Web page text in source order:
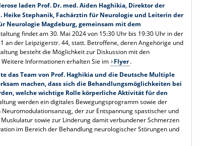
laden Prof. Dr. med. Aiden Haghikia, Direktor der
Heike Stephanik, Fachärztin für Neurologie und Leiterin der
Magdeburg, gemeinsam mit dem
findet am 30. Mai 2024 von 15:30 Uhr bis 19:30 Uhr in der
an der Leipzigerstr. 44, statt. Betroffene, deren Angehörige und
besteht die Möglichkeit zur Diskussion mit den
Informationen erhalten Sie im
Flyer.
das Team von Prof. Haghikia und die Deutsche Multiple
machen, dass sich die Behandlungsmöglichkeiten bei
welche wichtige Rolle körperliche Aktivität für den
werden ein digitales Bewegungsprogramm sowie der
der zur Entspannung spastischer und
sowie zur Linderung damit verbundener Schmerzen
im Bereich der Behandlung neurologischer Störungen und